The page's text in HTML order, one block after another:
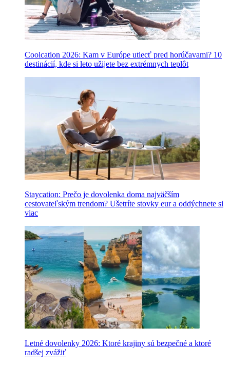
Coolcation 2026: Kam v Európe utiecť pred horúčavami? 10
destinácií, kde si leto užijete bez extrémnych teplôt
Staycation: Prečo je dovolenka doma najväčším
cestovateľským trendom? Ušetríte stovky eur a oddýchnete si
viac
Letné dovolenky 2026: Ktoré krajiny sú bezpečné a ktoré
radšej zvážiť